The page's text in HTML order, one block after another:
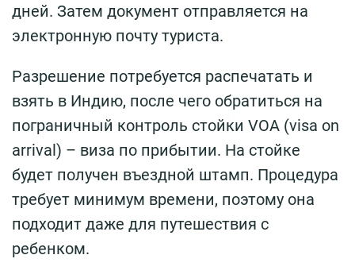
дней. Затем документ отправляется на
электронную почту туриста.
Разрешение потребуется распечатать и
взять в Индию, после чего обратиться на
пограничный контроль стойки VOA (visa on
arrival) – виза по прибытии. На стойке
будет получен въездной штамп. Процедура
требует минимум времени, поэтому она
подходит даже для путешествия с
ребенком.